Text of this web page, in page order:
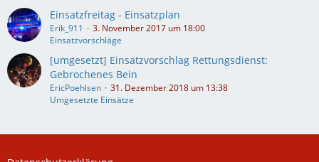
Einsatzfreitag - Einsatzplan
Erik_911
3. November 2017 um 18:00
Einsatzvorschläge
[umgesetzt] Einsatzvorschlag Rettungsdienst:
Gebrochenes Bein
EricPoehlsen
31. Dezember 2018 um 13:38
Umgesetzte Einsätze